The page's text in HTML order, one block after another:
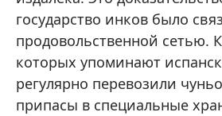
государство инков было
продовольственной сетью.
которых упоминают
регулярно перевозили
припасы в специальные